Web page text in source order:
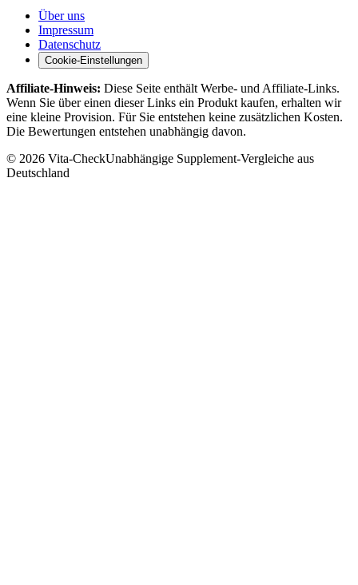
Über uns
Impressum
Datenschutz
Cookie-Einstellungen
Affiliate-Hinweis: Diese Seite enthält Werbe- und Affiliate-Links.
Wenn Sie über einen dieser Links ein Produkt kaufen, erhalten wir
eine kleine Provision. Für Sie entstehen keine zusätzlichen Kosten.
Die Bewertungen entstehen unabhängig davon.
© 2026 Vita-CheckUnabhängige Supplement-Vergleiche aus
Deutschland